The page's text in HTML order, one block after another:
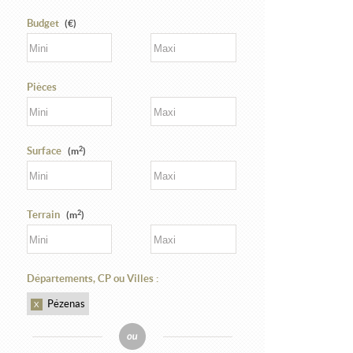
Budget (€)
Pièces
Surface (m2)
Terrain (m2)
Départements, CP ou Villes :
X Pézenas